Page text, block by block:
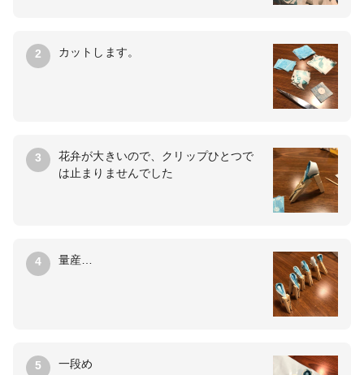
2 カットします。
3
花弁が大きいので、クリップひとつで
は止まりませんでした
4 量産…
5 一段め